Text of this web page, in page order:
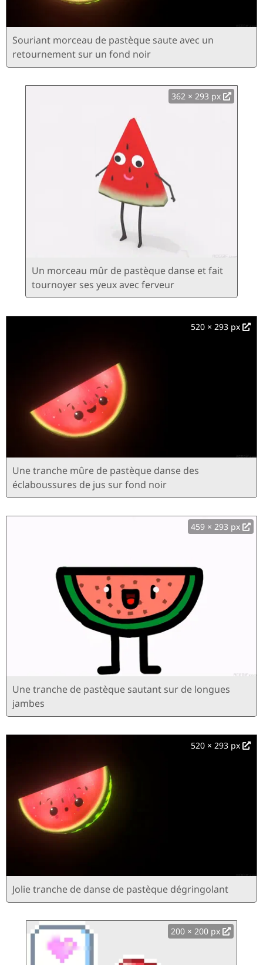
Souriant morceau de pastèque saute avec un
retournement sur un fond noir
362 × 293 px
Un morceau mûr de pastèque danse et fait
tournoyer ses yeux avec ferveur
520 × 293 px
Une tranche mûre de pastèque danse des
éclaboussures de jus sur fond noir
459 × 293 px
Une tranche de pastèque sautant sur de longues
jambes
520 × 293 px
Jolie tranche de danse de pastèque dégringolant
200 × 200 px